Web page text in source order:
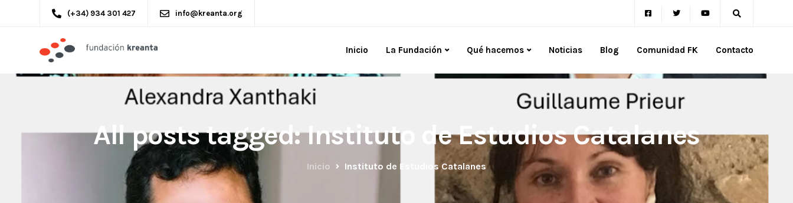
(+34) 934 301 427 info@kreanta.org
Inicio La Fundación Qué hacemos Noticias Blog Comunidad FK Contacto
All posts tagged: Instituto de Estudios Catalanes
Inicio Instituto de Estudios Catalanes